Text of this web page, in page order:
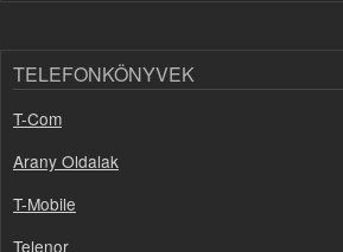
TELEFONKÖNYVEK
T-Com
Arany Oldalak
T-Mobile
Telenor